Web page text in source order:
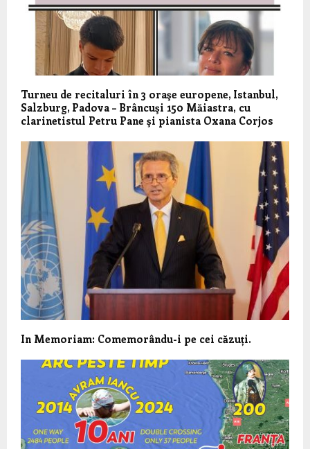
Turneu de recitaluri în 3 oraşe europene, Istanbul,
Salzburg, Padova – Brâncuşi 150 Măiastra, cu
clarinetistul Petru Pane şi pianista Oxana Corjos
In Memoriam: Comemorându-i pe cei căzuți.